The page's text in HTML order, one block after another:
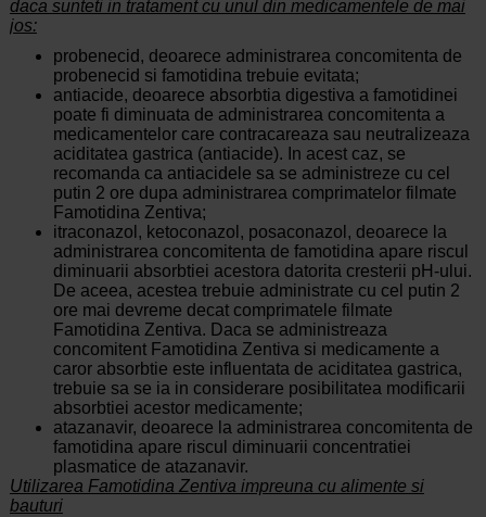
daca sunteti in tratament cu unul din medicamentele de mai
jos:
probenecid, deoarece administrarea concomitenta de
probenecid si famotidina trebuie evitata;
antiacide, deoarece absorbtia digestiva a famotidinei
poate fi diminuata de administrarea concomitenta a
medicamentelor care contracareaza sau neutralizeaza
aciditatea gastrica (antiacide). In acest caz, se
recomanda ca antiacidele sa se administreze cu cel
putin 2 ore dupa administrarea comprimatelor filmate
Famotidina Zentiva;
itraconazol, ketoconazol, posaconazol, deoarece la
administrarea concomitenta de famotidina apare riscul
diminuarii absorbtiei acestora datorita cresterii pH-ului.
De aceea, acestea trebuie administrate cu cel putin 2
ore mai devreme decat comprimatele filmate
Famotidina Zentiva. Daca se administreaza
concomitent Famotidina Zentiva si medicamente a
caror absorbtie este influentata de aciditatea gastrica,
trebuie sa se ia in considerare posibilitatea modificarii
absorbtiei acestor medicamente;
atazanavir, deoarece la administrarea concomitenta de
famotidina apare riscul diminuarii concentratiei
plasmatice de atazanavir.
Utilizarea Famotidina Zentiva impreuna cu alimente si
bauturi